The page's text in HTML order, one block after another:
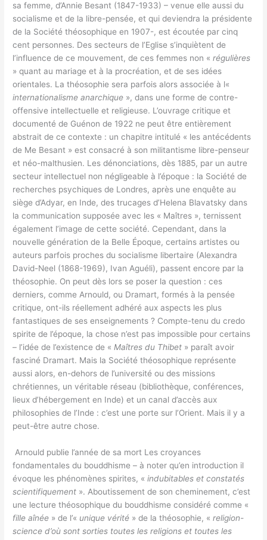
sa femme, d’Annie Besant (1847-1933) – venue elle aussi du
socialisme et de la libre-pensée, et qui deviendra la présidente
de la Société théosophique en 1907-, est écoutée par cinq
cent personnes. Des secteurs de l’Eglise s’inquiètent de
l’influence de ce mouvement, de ces femmes non «régulières
» quant au mariage et à la procréation, et de ses idées
orientales. La théosophie sera parfois alors associée à l«
internationalisme anarchique », dans une forme de contre-
offensive intellectuelle et religieuse. L’ouvrage critique et
documenté de Guénon de 1922 ne peut être entièrement
abstrait de ce contexte : un chapitre intitulé « les antécédents
de Me Besant » est consacré à son militantisme libre-penseur
et néo-malthusien. Les dénonciations, dès 1885, par un autre
secteur intellectuel non négligeable à l’époque : la Société de
recherches psychiques de Londres, après une enquête au
siège d’Adyar, en Inde, des trucages d’Helena Blavatsky dans
la communication supposée avec les « Maîtres », ternissent
également l’image de cette société. Cependant, dans la
nouvelle génération de la Belle Époque, certains artistes ou
auteurs parfois proches du socialisme libertaire (Alexandra
David-Neel (1868-1969), Ivan Aguéli), passent encore par la
théosophie. On peut dès lors se poser la question : ces
derniers, comme Arnould, ou Dramart, formés à la pensée
critique, ont-ils réellement adhéré aux aspects les plus
fantastiques de ses enseignements ? Compte-tenu du credo
spirite de l’époque, la chose n’est pas impossible pour certains
– l’idée de l’existence de « Maîtres du Thibet » paraît avoir
fasciné Dramart. Mais la Société théosophique représente
aussi alors, en-dehors de l’université ou des missions
chrétiennes, un véritable réseau (bibliothèque, conférences,
lieux d’hébergement en Inde) et un canal d’accès aux
philosophies de l’Inde : c’est une porte sur l’Orient. Mais il y a
peut-être autre chose.
Arnould publie l’année de sa mort Les croyances
fondamentales du bouddhisme – à noter qu’en introduction il
évoque les phénomènes spirites, «indubitables et constatés
scientifiquement ». Aboutissement de son cheminement, c’est
une lecture théosophique du bouddhisme considéré comme «
fille aînée » de l’« unique vérité » de la théosophie, «religion-
science d’où sont sorties toutes les religions et toutes les